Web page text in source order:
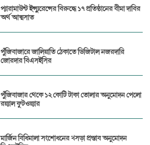
প্যারামাউন্ট ইন্স্যুরেন্সের বিরুদ্ধে ১৭ প্রতিষ্ঠানের বীমা দাবির
অর্থ আত্মসাত
পুঁজিবাজারে জালিয়াতি ঠেকাতে ডিজিটাল নজরদারি
জোরদার বিএসইসির
পুঁজিবাজার থেকে ১২ কোটি টাকা তোলার অনুমোদন পেলো
রয়্যাল ফুটওয়্যার
মার্জিন বিধিমালা সংশোধনের খসড়া প্রস্তাব অনুমোদন